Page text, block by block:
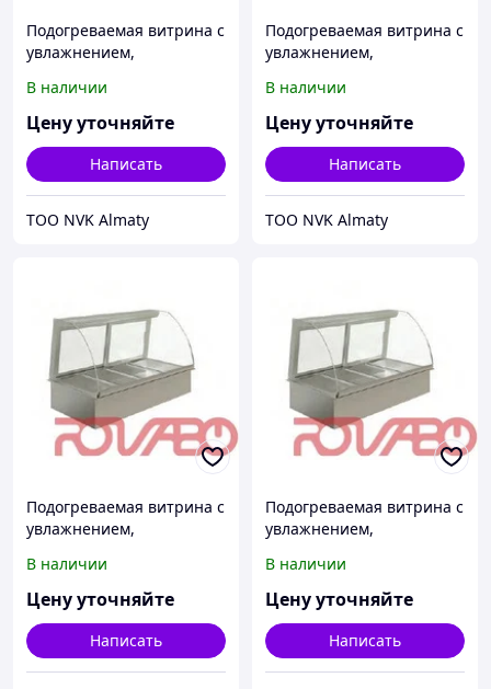
Подогреваемая витрина с
увлажнением,
4 GN1/1, +65/+85ºC
В наличии
Цену уточняйте
Написать
ТОО NVK Almaty
Подогреваемая витрина с
увлажнением,
3 GN1/1, +65/+85ºC
В наличии
Цену уточняйте
Написать
ТОО NVK Almaty
Подогреваемая витрина с
увлажнением,
2 GN1/1, +65/+85ºC
В наличии
Цену уточняйте
Написать
Подогреваемая витрина с
увлажнением,
4 GN1/1, +65/+85ºC
В наличии
Цену уточняйте
Написать